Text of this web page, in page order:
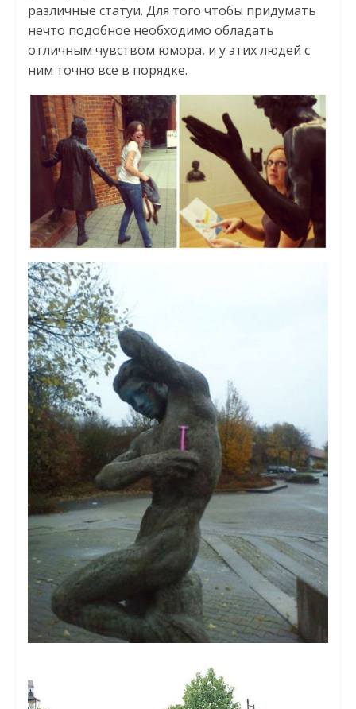
различные статуи. Для того чтобы придумать
нечто подобное необходимо обладать
отличным чувством юмора, и у этих людей с
ним точно все в порядке.